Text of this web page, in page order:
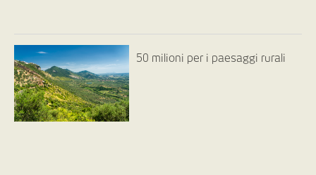
50 milioni per i paesaggi rurali